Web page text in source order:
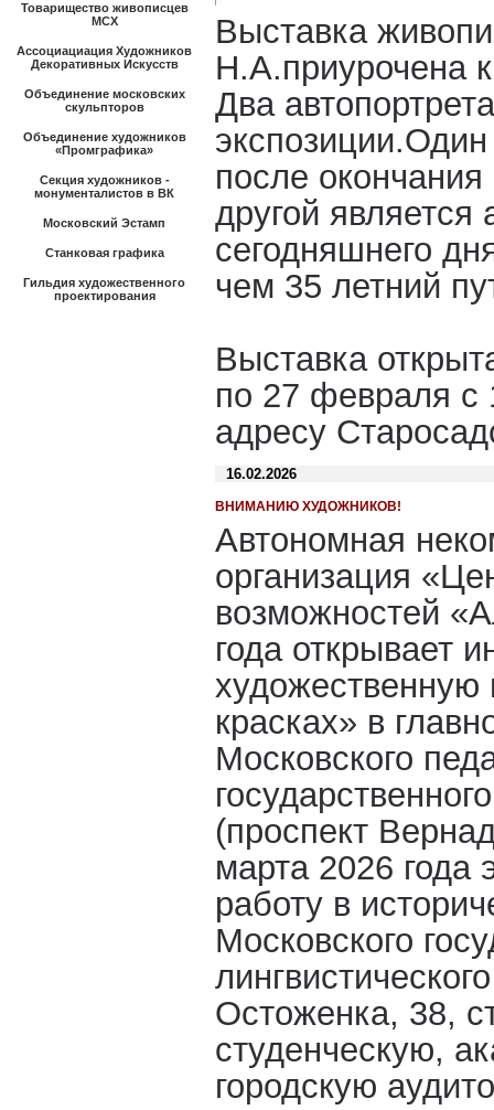
Товарищество живописцев
МСХ
Ассоциациация Художников
Декоративных Искусств
Объединение московских
скульпторов
Объединение художников
«Промграфика»
Секция художников -
монументалистов в ВК
Московский Эстамп
Станковая графика
Гильдия художественного
проектирования
Выставка
Н.А.приурочена
Два
после
другой является
сегодняшнего
чем 35 летний
Выставка
по 27 февраля с
адресу
16.02.2026
ВНИМАНИЮ ХУДОЖНИКОВ!
Автономная
организация
возможностей
года открывает
художественную
красках» в
Московского
(проспект
марта 2026 года
работу в
Московского
Остоженка, 38,
студенческую,
городскую